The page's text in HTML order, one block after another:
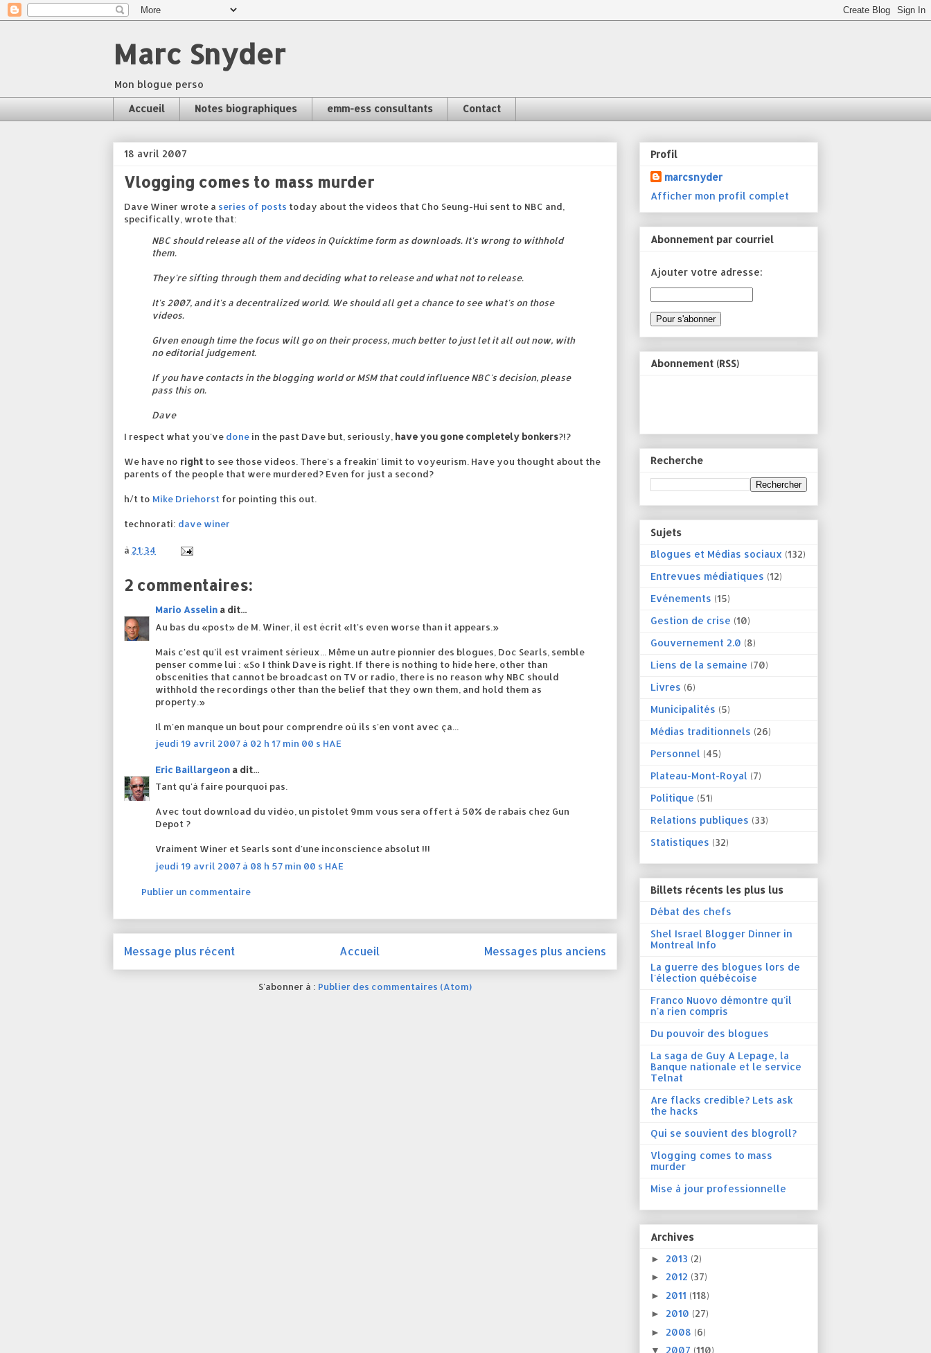
Marc Snyder
Mon blogue perso
Accueil Notes biographiques emm-ess consultants Contact
18 avril 2007
Vlogging comes to mass murder
Dave Winer wrote a series of posts today about the videos that Cho Seung-Hui sent to NBC and,
specifically, wrote that:
NBC should release all of the videos in Quicktime form as downloads. It's wrong to withhold
them.
They're sifting through them and deciding what to release and what not to release.
It's 2007, and it's a decentralized world. We should all get a chance to see what's on those
videos.
GIven enough time the focus will go on their process, much better to just let it all out now, with
no editorial judgement.
If you have contacts in the blogging world or MSM that could influence NBC's decision, please
pass this on.
Dave
I respect what you've done in the past Dave but, seriously, have you gone completely bonkers?!?
We have no right to see those videos. There's a freakin' limit to voyeurism. Have you thought about the
parents of the people that were murdered? Even for just a second?
h/t to Mike Driehorst for pointing this out.
technorati: dave winer
à 21:34
2 commentaires:
Mario Asselin a dit...
Au bas du «post» de M. Winer, il est écrit «It's even worse than it appears.»
Mais c'est qu'il est vraiment sérieux... Même un autre pionnier des blogues, Doc Searls, semble
penser comme lui : «So I think Dave is right. If there is nothing to hide here, other than
obscenities that cannot be broadcast on TV or radio, there is no reason why NBC should
withhold the recordings other than the belief that they own them, and hold them as
property.»
Il m'en manque un bout pour comprendre où ils s'en vont avec ça...
jeudi 19 avril 2007 à 02 h 17 min 00 s HAE
Eric Baillargeon a dit...
Tant qu'à faire pourquoi pas.
Avec tout download du vidéo, un pistolet 9mm vous sera offert à 50% de rabais chez Gun
Depot ?
Vraiment Winer et Searls sont d'une inconscience absolut !!!
jeudi 19 avril 2007 à 08 h 57 min 00 s HAE
Publier un commentaire
Message plus récent Messages plus anciens
Accueil
S'abonner à : Publier des commentaires (Atom)
Profil
marcsnyder
Afficher mon profil complet
Abonnement par courriel
Ajouter votre adresse:
Abonnement (RSS)
Recherche
Sujets
Blogues et Médias sociaux (132)
Entrevues médiatiques (12)
Evénements (15)
Gestion de crise (10)
Gouvernement 2.0 (8)
Liens de la semaine (70)
Livres (6)
Municipalités (5)
Médias traditionnels (26)
Personnel (45)
Plateau-Mont-Royal (7)
Politique (51)
Relations publiques (33)
Statistiques (32)
Billets récents les plus lus
Débat des chefs
Shel Israel Blogger Dinner in
Montreal Info
La guerre des blogues lors de
l'élection québécoise
Franco Nuovo démontre qu'il
n'a rien compris
Du pouvoir des blogues
La saga de Guy A Lepage, la
Banque nationale et le service
Telnat
Are flacks credible? Lets ask
the hacks
Qui se souvient des blogroll?
Vlogging comes to mass
murder
Mise à jour professionnelle
Archives
► 2013 (2)
► 2012 (37)
► 2011 (118)
► 2010 (27)
► 2008 (6)
▼ 2007 (110)